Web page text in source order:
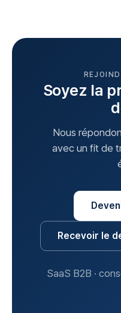
Soyez la
Nous
avec un fit de
Recevoir le
SaaS B2B ·